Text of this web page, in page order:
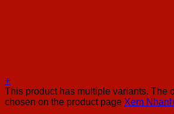
+
This product has multiple variants. The
chosen on the product page Xem Nhanh